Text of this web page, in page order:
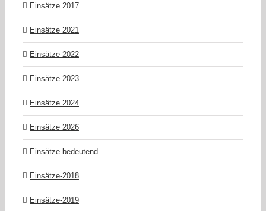
Einsätze 2017
Einsätze 2021
Einsätze 2022
Einsätze 2023
Einsätze 2024
Einsätze 2026
Einsätze bedeutend
Einsätze-2018
Einsätze-2019